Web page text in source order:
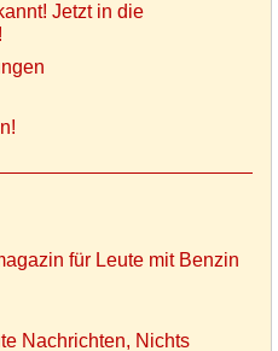
Jetzt in die
für Leute mit Benzin
Nachrichten, Nichts